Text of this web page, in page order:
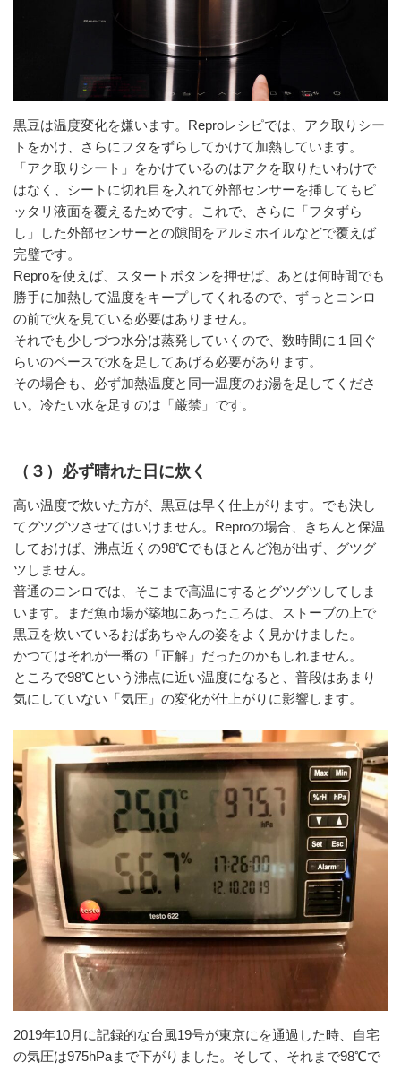
黒豆は温度変化を嫌います。Reproレシピでは、アク取りシー
トをかけ、さらにフタをずらしてかけて加熱しています。
「アク取りシート」をかけているのはアクを取りたいわけで
はなく、シートに切れ目を入れて外部センサーを挿してもピ
ッタリ液面を覆えるためです。これで、さらに「フタずら
し」した外部センサーとの隙間をアルミホイルなどで覆えば
完璧です。
Reproを使えば、スタートボタンを押せば、あとは何時間でも
勝手に加熱して温度をキープしてくれるので、ずっとコンロ
の前で火を見ている必要はありません。
それでも少しづつ水分は蒸発していくので、数時間に１回ぐ
らいのペースで水を足してあげる必要があります。
その場合も、必ず加熱温度と同一温度のお湯を足してくださ
い。冷たい水を足すのは「厳禁」です。
（３）必ず晴れた日に炊く
高い温度で炊いた方が、黒豆は早く仕上がります。でも決し
てグツグツさせてはいけません。Reproの場合、きちんと保温
しておけば、沸点近くの98℃でもほとんど泡が出ず、グツグ
ツしません。
普通のコンロでは、そこまで高温にするとグツグツしてしま
います。まだ魚市場が築地にあったころは、ストーブの上で
黒豆を炊いているおばあちゃんの姿をよく見かけました。
かつてはそれが一番の「正解」だったのかもしれません。
ところで98℃という沸点に近い温度になると、普段はあまり
気にしていない「気圧」の変化が仕上がりに影響します。
2019年10月に記録的な台風19号が東京にを通過した時、自宅
の気圧は975hPaまで下がりました。そして、それまで98℃で